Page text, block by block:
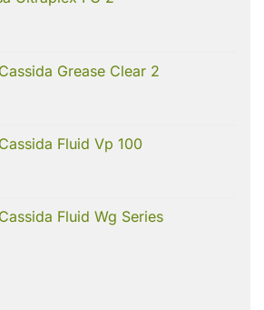
Grease Clear 2
Fluid Vp 100
Fluid Wg Series